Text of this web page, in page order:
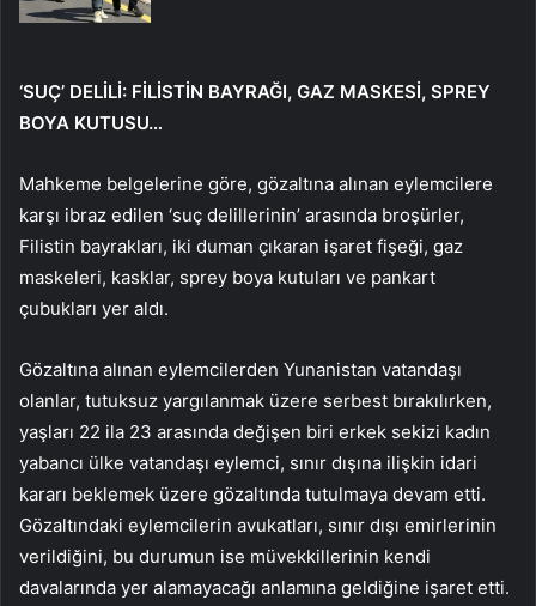
‘SUÇ’ DELİLİ: FİLİSTİN BAYRAĞI, GAZ MASKESİ, SPREY
BOYA KUTUSU…
Mahkeme belgelerine göre, gözaltına alınan eylemcilere
karşı ibraz edilen ‘suç delillerinin’ arasında broşürler,
Filistin bayrakları, iki duman çıkaran işaret fişeği, gaz
maskeleri, kasklar, sprey boya kutuları ve pankart
çubukları yer aldı.
Gözaltına alınan eylemcilerden Yunanistan vatandaşı
olanlar, tutuksuz yargılanmak üzere serbest bırakılırken,
yaşları 22 ila 23 arasında değişen biri erkek sekizi kadın
yabancı ülke vatandaşı eylemci, sınır dışına ilişkin idari
kararı beklemek üzere gözaltında tutulmaya devam etti.
Gözaltındaki eylemcilerin avukatları, sınır dışı emirlerinin
verildiğini, bu durumun ise müvekkillerinin kendi
davalarında yer alamayacağı anlamına geldiğine işaret etti.